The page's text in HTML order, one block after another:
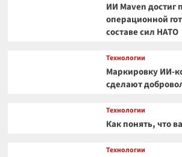
ИИ Maven достиг
операционной
составе сил НАТО
Технологии
Маркировку ИИ-
сделают
Технологии
Как понять, что
Технологии